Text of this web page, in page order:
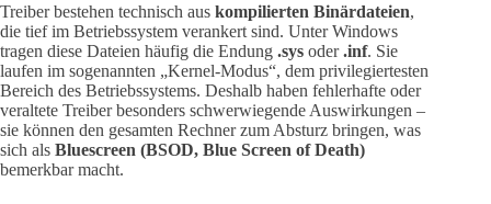
Treiber bestehen technisch aus kompilierten Binärdateien,
die tief im Betriebssystem verankert sind. Unter Windows
tragen diese Dateien häufig die Endung .sys oder.inf. Sie
laufen im sogenannten „Kernel-Modus“, dem privilegiertesten
Bereich des Betriebssystems. Deshalb haben fehlerhafte oder
veraltete Treiber besonders schwerwiegende Auswirkungen –
sie können den gesamten Rechner zum Absturz bringen, was
sich als Bluescreen (BSOD, Blue Screen of Death)
bemerkbar macht.